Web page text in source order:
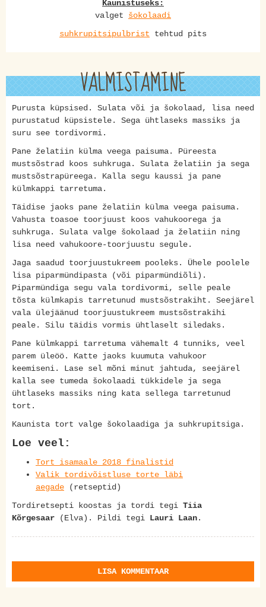
Kaunistuseks:
valget šokolaadi
suhkrupitsipulbrist tehtud pits
VALMISTAMINE
Purusta küpsised. Sulata või ja šokolaad, lisa need
purustatud küpsistele. Sega ühtlaseks massiks ja
suru see tordivormi.
Pane želatiin külma veega paisuma. Püreesta
mustsõstrad koos suhkruga. Sulata želatiin ja sega
mustsõstrapüreega. Kalla segu kaussi ja pane
külmkappi tarretuma.
Täidise jaoks pane želatiin külma veega paisuma.
Vahusta toasoe toorjuust koos vahukoorega ja
suhkruga. Sulata valge šokolaad ja želatiin ning
lisa need vahukoore-toorjuustu segule.
Jaga saadud toorjuustukreem pooleks. Ühele poolele
lisa piparmündipasta (või piparmündiõli).
Piparmündiga segu vala tordivormi, selle peale
tõsta külmkapis tarretunud mustsõstrakiht. Seejärel
vala ülejäänud toorjuustukreem mustsõstrakihi
peale. Silu täidis vormis ühtlaselt siledaks.
Pane külmkappi tarretuma vähemalt 4 tunniks, veel
parem üleöö. Katte jaoks kuumuta vahukoor
keemiseni. Lase sel mõni minut jahtuda, seejärel
kalla see tumeda šokolaadi tükkidele ja sega
ühtlaseks massiks ning kata sellega tarretunud
tort.
Kaunista tort valge šokolaadiga ja suhkrupitsiga.
Loe veel:
Tort isamaale 2018 finalistid
Valik tordivõistluse torte läbi
aegade (retseptid)
Tordiretsepti koostas ja tordi tegi Tiia
Kõrgesaar
(Elva). Pildi tegi Lauri Laan.
LISA KOMMENTAAR